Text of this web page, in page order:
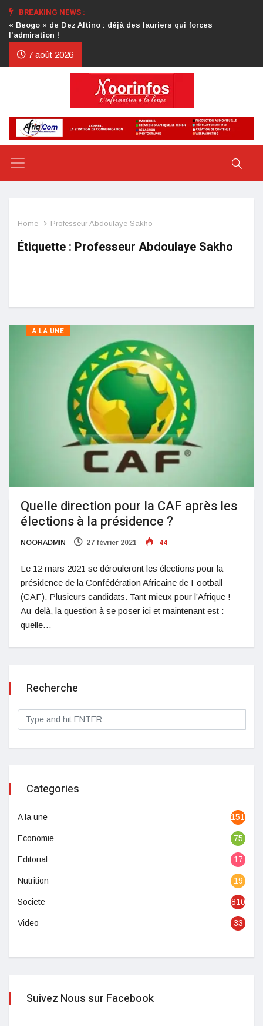
BREAKING NEWS :
Crise au CDP : l’authentification de la lettre du président
d’honneur toujours attendue
7 août 2026
Home Professeur Abdoulaye Sakho
Étiquette : Professeur Abdoulaye Sakho
A LA UNE
Quelle direction pour la CAF après les
élections à la présidence ?
NOORADMIN 27 février 2021 44
Le 12 mars 2021 se dérouleront les élections pour la
présidence de la Confédération Africaine de Football
(CAF). Plusieurs candidats. Tant mieux pour l’Afrique !
Au-delà, la question à se poser ici et maintenant est :
quelle…
Recherche
Categories
A la une 1513
Economie 75
Editorial 17
Nutrition 19
Societe 810
Video 33
Suivez Nous sur Facebook